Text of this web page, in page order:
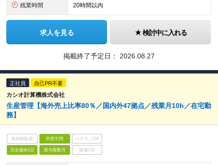
残業時間 20時間以内
求人を見る 検討中に入れる
掲載終了予定日： 2026.08.27
正社員 自己PR不要
カシオ計算機株式会社
生産管理【海外売上比率80％／国内外47拠点／残業月10h／在宅勤
務】
未経験歓迎 学歴不問 ベテランOK
完全週休2日 賞与複数月 面接1回